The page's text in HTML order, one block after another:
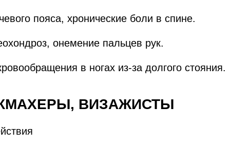
пояса, хронические боли в спине.
онемение пальцев рук.
в ногах из-за долгого стояния.
ВИЗАЖИСТЫ